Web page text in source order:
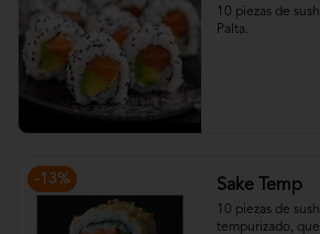
10 piezas de
Palta.
-13% Sake Temp
10 piezas de
tempurizado,